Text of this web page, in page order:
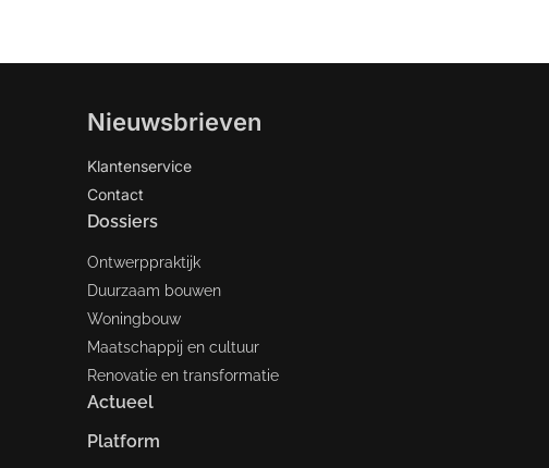
Nieuwsbrieven
Klantenservice
Contact
Dossiers
Ontwerppraktijk
Duurzaam bouwen
Woningbouw
Maatschappij en cultuur
Renovatie en transformatie
Actueel
Platform